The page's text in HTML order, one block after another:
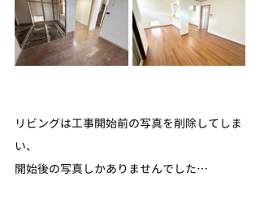
リビングは工事開始前の写真を削除してしま
い、
開始後の写真しかありませんでした…